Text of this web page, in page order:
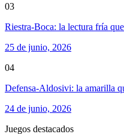
03
Riestra-Boca: la lectura fría
25 de junio, 2026
04
Defensa-Aldosivi: la amarilla
24 de junio, 2026
Juegos destacados